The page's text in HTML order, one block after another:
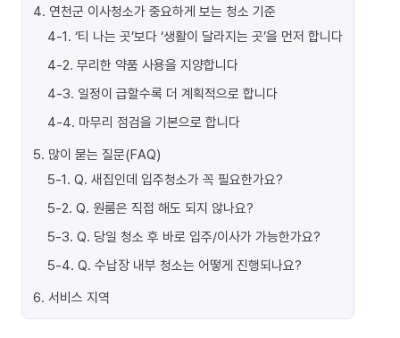
4. 연천군 이사청소가 중요하게 보는 청소 기준
4-1. ‘티 나는 곳’보다 ‘생활이 달라지는 곳’을 먼저 합니다
4-2. 무리한 약품 사용을 지양합니다
4-3. 일정이 급할수록 더 계획적으로 합니다
4-4. 마무리 점검을 기본으로 합니다
5. 많이 묻는 질문(FAQ)
5-1. Q. 새집인데 입주청소가 꼭 필요한가요?
5-2. Q. 원룸은 직접 해도 되지 않나요?
5-3. Q. 당일 청소 후 바로 입주/이사가 가능한가요?
5-4. Q. 수납장 내부 청소는 어떻게 진행되나요?
6. 서비스 지역